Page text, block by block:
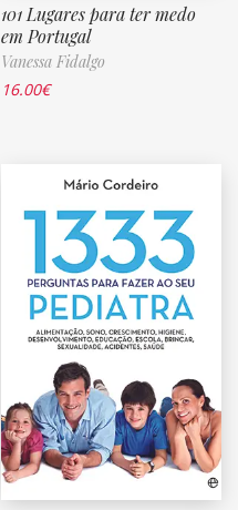
101 Lugares para ter medo
em Portugal
Vanessa Fidalgo
16.00€